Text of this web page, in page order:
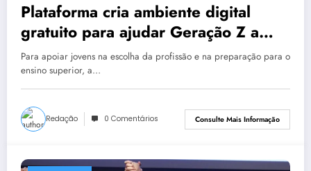
Plataforma cria ambiente digital
gratuito para ajudar Geração Z a
planejar o futuro
Para apoiar jovens na escolha da profissão e na preparação para o
ensino superior, a…
Redação 0 Comentários Consulte Mais Informação